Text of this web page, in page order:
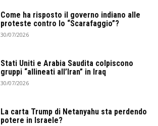
Come ha risposto il governo indiano alle
proteste contro lo “Scarafaggio”?
30/07/2026
Stati Uniti e Arabia Saudita colpiscono
gruppi “allineati all’Iran” in Iraq
30/07/2026
La carta Trump di Netanyahu sta perdendo
potere in Israele?